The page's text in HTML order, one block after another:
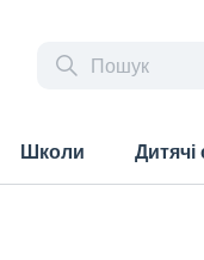
Школи Дитячі